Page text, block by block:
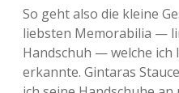
So geht also die kleine
liebsten Memorabilia —
Handschuh — welche ich
erkannte. Gintaras